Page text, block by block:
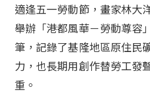
適逢五一勞動節，畫家林大
舉辦「港都風華－勞動尊容
筆，記錄了基隆地區原住民
力，也長期用創作替勞工發
重。